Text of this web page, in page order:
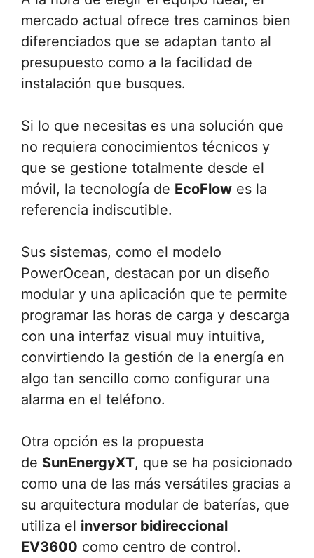
mercado actual ofrece tres caminos bien
diferenciados que se adaptan tanto al
presupuesto como a la facilidad de
instalación que busques.
Si lo que necesitas es una solución que
no requiera conocimientos técnicos y
que se gestione totalmente desde el
móvil, la tecnología de EcoFlow es la
referencia indiscutible.
Sus sistemas, como el modelo
PowerOcean, destacan por un diseño
modular y una aplicación que te permite
programar las horas de carga y descarga
con una interfaz visual muy intuitiva,
convirtiendo la gestión de la energía en
algo tan sencillo como configurar una
alarma en el teléfono.
Otra opción es la propuesta
de SunEnergyXT, que se ha posicionado
como una de las más versátiles gracias a
su arquitectura modular de baterías, que
utiliza el inversor bidireccional
EV3600 como centro de control.